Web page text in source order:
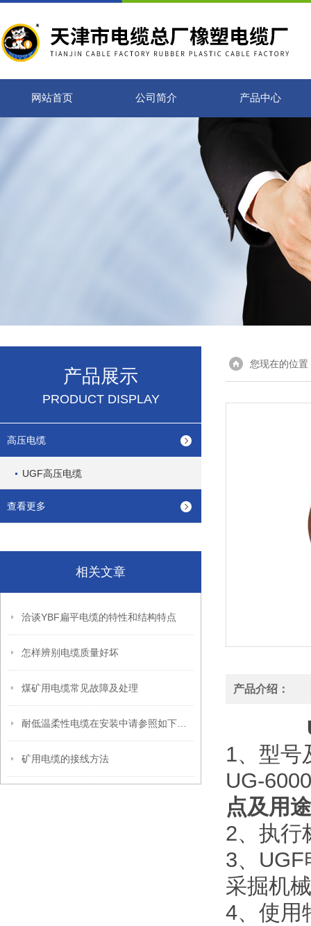
网站首页 公司简介 产品中心
产品展示
PRODUCT DISPLAY
高压电缆
UGF高压电缆
查看更多
相关文章
洽谈YBF扁平电缆的特性和结构特点
怎样辨别电缆质量好坏
煤矿用电缆常见故障及处理
矿用电缆的接线方法
您现在的位置
产品介绍：
1、型号
UG-
点及用途
2、执行
3、
采掘机
4、使用